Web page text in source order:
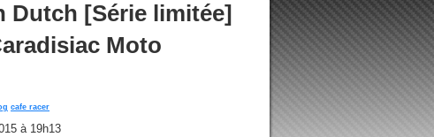
Dutch [Série limitée]
Moto
cafe racer
à 19h13